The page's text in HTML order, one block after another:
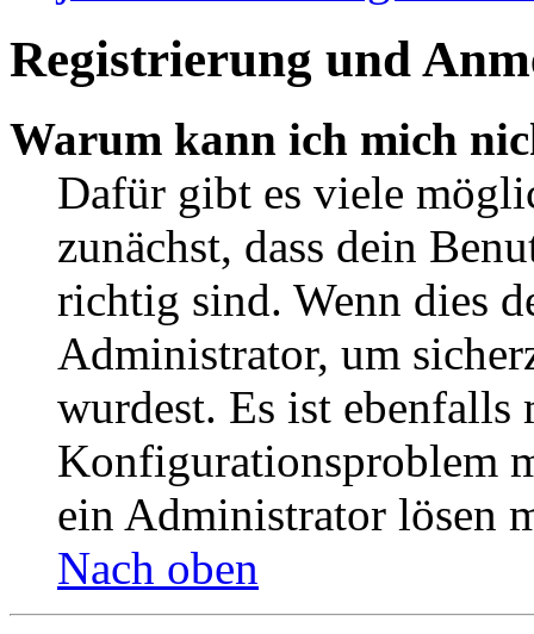
Registrierung und
Warum kann ich mich
Dafür gibt es viele
zunächst, dass dein
richtig sind. Wenn dies
Administrator, um
wurdest. Es ist ebenfalls
Konfigurationsproblem
ein Administrator lösen
Nach oben